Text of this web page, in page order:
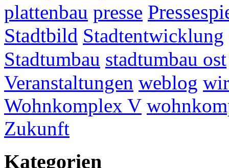
plattenbau presse
Stadtbild Stadtentwicklung
Stadtumbau stadtumbau ost
Veranstaltungen weblog
Wohnkomplex V
Zukunft
Kategorien